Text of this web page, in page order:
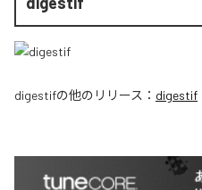
digestifの他のリリース： digestif